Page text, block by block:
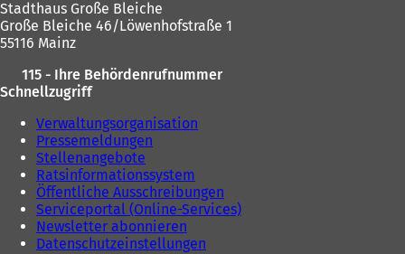
Stadthaus Große Bleiche
Große Bleiche 46/Löwenhofstraße 1
55116 Mainz
115 - Ihre Behördenrufnummer
Schnellzugriff
Verwaltungsorganisation
Pressemeldungen
Stellenangebote
Ratsinformationssystem
Öffentliche Ausschreibungen
Serviceportal (Online-Services)
Newsletter abonnieren
Datenschutzeinstellungen